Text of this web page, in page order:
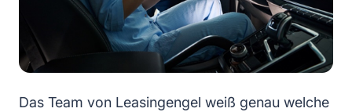
Das Team von Leasingengel weiß genau welche